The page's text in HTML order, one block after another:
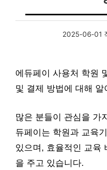
2025-06-01
에듀페이 사용처 학원
및 결제 방법에 대해 알
많은 분들이 관심을 가
듀페이는 학원과 교육
있으며, 효율적인 교육
을 주고 있습니다.